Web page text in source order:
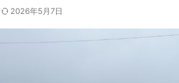
2026年5月7日